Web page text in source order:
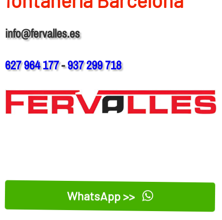
info@fervalles.es
627 964 177-937 299 718
WhatsApp >>